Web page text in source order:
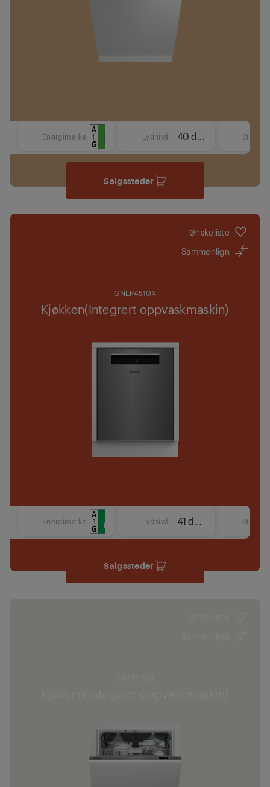
Energimerke Lydnivå 40 dBA
Salgssteder
Ønskeliste
Sammenlign
GNLP4510X
Kjøkken(Integrert oppvaskmaskin)
Energimerke Lydnivå 41 dBA
Salgssteder